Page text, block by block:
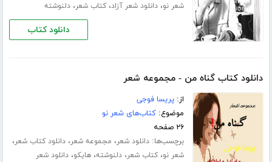
شعر نو،دانلود شعر آزاد،کتاب شعر،دلنوشته
دانلود کتاب
دانلود کتاب گناه من - مجموعه شعر
از:پریسا فوجی
موضوع:کتاب‌های شعر نو
۲۶ صفحه
برچسب‌ها:دانلود شعر، مجموعه شعر،دانلود کتاب شعر،
شعر نو،کتاب شعر،دلنوشته،هایکو،دانلود شعر